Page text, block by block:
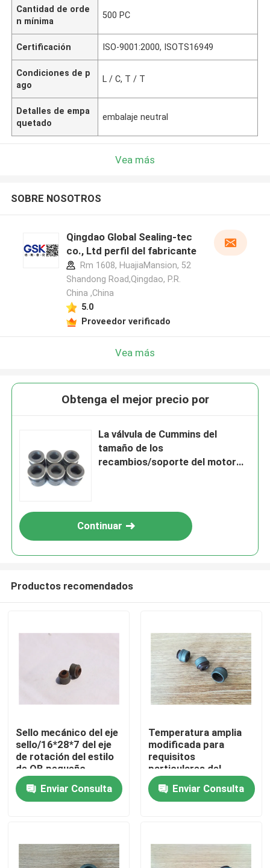
Hogar
Sobre nosotros
Cantidad de orde
n mínima
500 PC
Certificación ISO-9001:2000, ISOTS16949
Condiciones de p
ago
L / C, T / T
Detalles de empa
quetado
embalaje neutral
Vea más
SOBRE NOSOTROS
Qingdao Global Sealing-tec
co., Ltd perfil del fabricante
Rm 1608, HuajiaMansion, 52
Shandong Road,Qingdao, P.R.
China ,China
5.0
Proveedor verificado
Vea más
Obtenga el mejor precio por
La válvula de Cummins del
tamaño de los
recambios/soporte del motor
Continuar
Productos recomendados
Sello mecánico del eje
sello/16*28*7 del eje
de rotación del estilo
de QB pequeño
Enviar Consulta
Temperatura amplia
modificada para
requisitos
particulares del
tamaño de los sellos
de aceite del tronco
de válvula de motor
Enviar Consulta